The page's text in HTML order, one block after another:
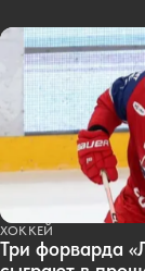
ХОККЕЙ
Три форварда